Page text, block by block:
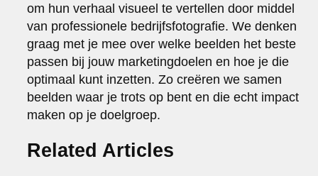
om hun verhaal visueel te vertellen door middel
van professionele bedrijfsfotografie. We denken
graag met je mee over welke beelden het beste
passen bij jouw marketingdoelen en hoe je die
optimaal kunt inzetten. Zo creëren we samen
beelden waar je trots op bent en die echt impact
maken op je doelgroep.
Related Articles